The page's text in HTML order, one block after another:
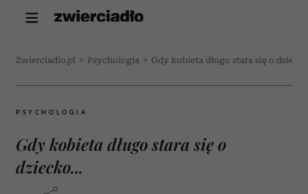
Zwierciadlo.pl > Psychologia > Gdy kobieta długo stara się o
PSYCHOLOGIA
Gdy kobieta długo stara się o
dziecko...